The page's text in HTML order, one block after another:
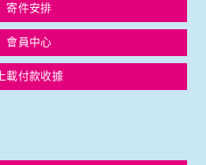
寄件安排
會員中心
上載付款收據